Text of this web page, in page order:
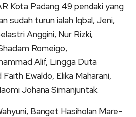
Kota Padang 49 pendaki yang
sudah turun ialah Iqbal, Jeni,
Anggini, Nur Rizki,
Romeigo,
Alif, Lingga Duta
Ewaldo, Elika Maharani,
Johana Simanjuntak.
Banget Hasiholan Mare-